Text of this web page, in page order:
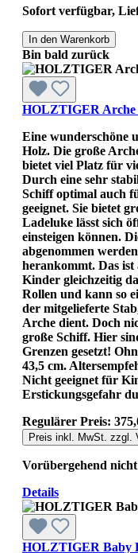
Sofort verfügbar,
In den Warenkorb
Bin bald zurück
HOLZTIGER Arche
Eine wunderschöne
Holz. Die große
bietet viel Platz für
Durch eine sehr
Schiff optimal auch
geeignet. Sie bietet
Ladeluke lässt sich
einsteigen können.
abgenommen
herankommt. Das
Kinder gleichzeitig
Rollen und kann so
der mitgelieferte
Arche dient. Doch
große Schiff. Hier
Grenzen gesetzt!
43,5 cm.
Nicht geeignet für
Erstickungsgefahr
Regulärer Preis:
Preis inkl. MwSt. zzgl.
Vorübergehend
Details
HOLZTIGER Baby